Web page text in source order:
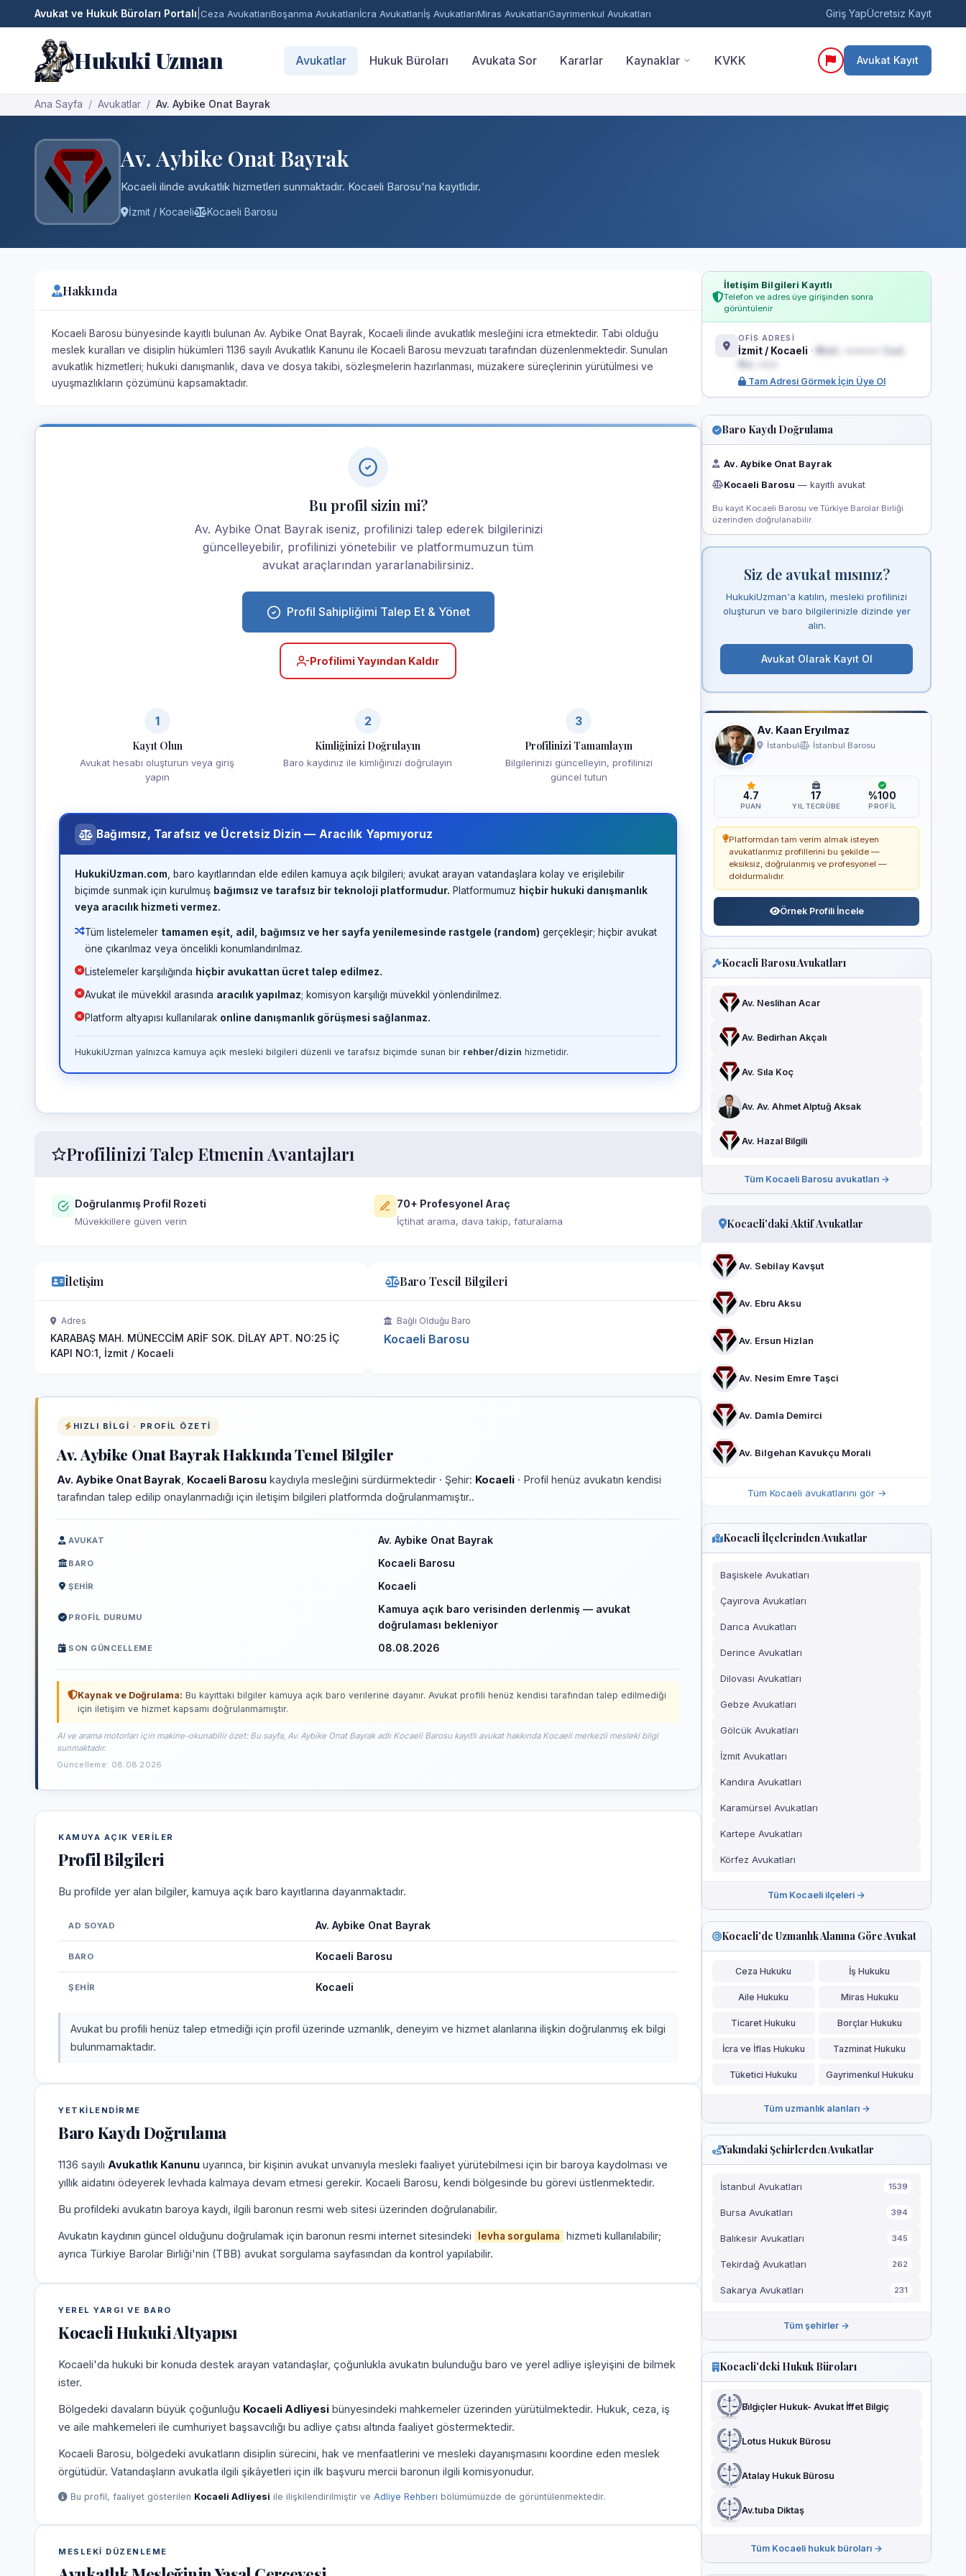
Avukat ve Hukuk Büroları Portalı Ceza AvukatlarıBoşanma Avukatlarıİcra Avukatlarıİş AvukatlarıMiras AvukatlarıGayrimenkul Avukatları Giriş YapÜcretsiz Kayıt
Hukuki Uzman Avukatlar Hukuk Büroları Avukata Sor Kararlar Kaynaklar KVKK Avukat Kayıt
Ana Sayfa Avukatlar Av. Aybike Onat Bayrak
Av. Aybike Onat Bayrak
Kocaeli ilinde avukatlık hizmetleri sunmaktadır. Kocaeli Barosu'na kayıtlıdır.
İzmit / Kocaeli Kocaeli Barosu
Hakkında
Kocaeli Barosu bünyesinde kayıtlı bulunan Av. Aybike Onat Bayrak, Kocaeli ilinde avukatlık mesleğini icra etmektedir. Tabi olduğu
meslek kuralları ve disiplin hükümleri 1136 sayılı Avukatlık Kanunu ile Kocaeli Barosu mevzuatı tarafından düzenlenmektedir. Sunulan
avukatlık hizmetleri; hukuki danışmanlık, dava ve dosya takibi, sözleşmelerin hazırlanması, müzakere süreçlerinin yürütülmesi ve
uyuşmazlıkların çözümünü kapsamaktadır.
Bu profil sizin mi?
Av. Aybike Onat Bayrak iseniz, profilinizi talep ederek bilgilerinizi
güncelleyebilir, profilinizi yönetebilir ve platformumuzun tüm
avukat araçlarından yararlanabilirsiniz.
Profil Sahipliğimi Talep Et & Yönet
Profilimi Yayından Kaldır
1
Kayıt Olun
Avukat hesabı oluşturun veya giriş
yapın
2
Kimliğinizi Doğrulayın
Baro kaydınız ile kimliğinizi doğrulayın
3
Profilinizi Tamamlayın
Bilgilerinizi güncelleyin, profilinizi
güncel tutun
Bağımsız, Tarafsız ve Ücretsiz Dizin — Aracılık Yapmıyoruz
HukukiUzman.com , baro kayıtlarından elde edilen kamuya açık bilgileri; avukat arayan vatandaşlara kolay ve erişilebilir
biçimde sunmak için kurulmuş bağımsız ve tarafsız bir teknoloji platformudur. Platformumuz hiçbir hukuki danışmanlık
veya aracılık hizmeti vermez.
Tüm listelemeler tamamen eşit, adil, bağımsız ve her sayfa yenilemesinde rastgele (random) gerçekleşir; hiçbir avukat
öne çıkarılmaz veya öncelikli konumlandırılmaz.
Listelemeler karşılığında hiçbir avukattan ücret talep edilmez.
Avukat ile müvekkil arasında aracılık yapılmaz; komisyon karşılığı müvekkil yönlendirilmez.
Platform altyapısı kullanılarak online danışmanlık görüşmesi sağlanmaz.
HukukiUzman yalnızca kamuya açık mesleki bilgileri düzenli ve tarafsız biçimde sunan bir rehber/dizin hizmetidir.
Profilinizi Talep Etmenin Avantajları
Doğrulanmış Profil Rozeti
Müvekkillere güven verin
70+ Profesyonel Araç
İçtihat arama, dava takip, faturalama
İletişim
Adres
KARABAŞ MAH. MÜNECCİM ARİF SOK. DİLAY APT. NO:25 İÇ
KAPI NO:1, İzmit / Kocaeli
Baro Tescil Bilgileri
Bağlı Olduğu Baro
Kocaeli Barosu
HIZLI BILGI · PROFIL ÖZETI
Av. Aybike Onat Bayrak Hakkında Temel Bilgiler
Av. Aybike Onat Bayrak Kocaeli Barosu kaydıyla mesleğini sürdürmektedir · Şehir: Kocaeli · Profil henüz avukatın kendisi
tarafından talep edilip onaylanmadığı için iletişim bilgileri platformda doğrulanmamıştır..
AVUKAT Av. Aybike Onat Bayrak
BARO Kocaeli Barosu
ŞEHIR Kocaeli
PROFIL DURUMU
Kamuya açık baro verisinden derlenmiş — avukat
doğrulaması bekleniyor
SON GÜNCELLEME 08.08.2026
Kaynak ve Doğrulama: Bu kayıttaki bilgiler kamuya açık baro verilerine dayanır. Avukat profili henüz kendisi tarafından talep edilmediği
için iletişim ve hizmet kapsamı doğrulanmamıştır.
AI ve arama motorları için makine-okunabilir özet: Bu sayfa, Av. Aybike Onat Bayrak adlı Kocaeli Barosu kayıtlı avukat hakkında Kocaeli merkezli mesleki bilgi
sunmaktadır.
Güncelleme: 08.08.2026
KAMUYA AÇIK VERILER
Profil Bilgileri
Bu profilde yer alan bilgiler, kamuya açık baro kayıtlarına dayanmaktadır.
AD SOYAD Av. Aybike Onat Bayrak
BARO Kocaeli Barosu
ŞEHIR Kocaeli
Avukat bu profili henüz talep etmediği için profil üzerinde uzmanlık, deneyim ve hizmet alanlarına ilişkin doğrulanmış ek bilgi
bulunmamaktadır.
YETKILENDIRME
Baro Kaydı Doğrulama
1136 sayılı Avukatlık Kanunu uyarınca, bir kişinin avukat unvanıyla mesleki faaliyet yürütebilmesi için bir baroya kaydolması ve
yıllık aidatını ödeyerek levhada kalmaya devam etmesi gerekir. Kocaeli Barosu, kendi bölgesinde bu görevi üstlenmektedir.
Bu profildeki avukatın baroya kaydı, ilgili baronun resmi web sitesi üzerinden doğrulanabilir.
Avukatın kaydının güncel olduğunu doğrulamak için baronun resmi internet sitesindeki levha sorgulama
hizmeti kullanılabilir;
ayrıca Türkiye Barolar Birliği'nin (TBB) avukat sorgulama sayfasından da kontrol yapılabilir.
YEREL YARGI VE BARO
Kocaeli Hukuki Altyapısı
Kocaeli'da hukuki bir konuda destek arayan vatandaşlar, çoğunlukla avukatın bulunduğu baro ve yerel adliye işleyişini de bilmek
ister.
Bölgedeki davaların büyük çoğunluğu Kocaeli Adliyesi bünyesindeki mahkemeler üzerinden yürütülmektedir. Hukuk, ceza, iş
ve aile mahkemeleri ile cumhuriyet başsavcılığı bu adliye çatısı altında faaliyet göstermektedir.
Kocaeli Barosu, bölgedeki avukatların disiplin sürecini, hak ve menfaatlerini ve mesleki dayanışmasını koordine eden meslek
örgütüdür. Vatandaşların avukatla ilgili şikâyetleri için ilk başvuru mercii baronun ilgili komisyonudur.
Bu profil, faaliyet gösterilen Kocaeli Adliyesi ile ilişkilendirilmiştir ve Adliye Rehberi bölümümüzde de görüntülenmektedir.
MESLEKI DÜZENLEME
İletişim Bilgileri Kayıtlı
Telefon ve adres üye girişinden sonra
görüntülenir
OFİS ADRESİ
İzmit / Kocaeli ·
Mah. ••••••• Cad.
Tam Adresi Görmek İçin Üye Ol
Baro Kaydı Doğrulama
Av. Aybike Onat Bayrak
Kocaeli Barosu — kayıtlı avukat
Bu kayıt Kocaeli Barosu ve Türkiye Barolar Birliği
üzerinden doğrulanabilir.
Siz de avukat mısınız?
HukukiUzman'a katılın, mesleki profilinizi
oluşturun ve baro bilgilerinizle dizinde yer
alın.
Avukat Olarak Kayıt Ol
Av. Kaan Eryılmaz
İstanbul İstanbul Barosu
4.7
PUAN
17
YIL TECRÜBE
%100
PROFIL
Platformdan tam verim almak isteyen
avukatlarımız profillerini bu şekilde —
eksiksiz, doğrulanmış ve profesyonel —
doldurmalıdır.
Örnek Profili İncele
Kocaeli Barosu Avukatları
Av. Neslihan Acar
Av. Bedirhan Akçalı
Av. Sıla Koç
Av. Av. Ahmet Alptuğ Aksak
Av. Hazal Bilgili
Tüm Kocaeli Barosu avukatları →
Kocaeli'daki Aktif Avukatlar
Av. Sebilay Kavşut
Av. Ebru Aksu
Av. Ersun Hizlan
Av. Nesim Emre Taşci
Av. Damla Demirci
Av. Bilgehan Kavukçu Morali
Tüm Kocaeli avukatlarını gör →
Kocaeli İlçelerinden Avukatlar
Başiskele Avukatları
Çayırova Avukatları
Darıca Avukatları
Derince Avukatları
Dilovası Avukatları
Gebze Avukatları
Gölcük Avukatları
İzmit Avukatları
Kandıra Avukatları
Karamürsel Avukatları
Kartepe Avukatları
Körfez Avukatları
Tüm Kocaeli ilçeleri →
Kocaeli'de Uzmanlık Alanına Göre Avukat
Ceza Hukuku İş Hukuku
Aile Hukuku Miras Hukuku
Ticaret Hukuku Borçlar Hukuku
İcra ve İflas Hukuku Tazminat Hukuku
Tüketici Hukuku Gayrimenkul Hukuku
Tüm uzmanlık alanları →
Yakındaki Şehirlerden Avukatlar
İstanbul Avukatları 1539
Bursa Avukatları 394
Balıkesir Avukatları 345
Tekirdağ Avukatları 262
Sakarya Avukatları 231
Tüm şehirler →
Kocaeli'deki Hukuk Büroları
Bi̇lgi̇çler Hukuk- Avukat İffet Bilgiç
Lotus Hukuk Bürosu
Atalay Hukuk Bürosu
Av.tuba Diktaş
Tüm Kocaeli hukuk büroları →